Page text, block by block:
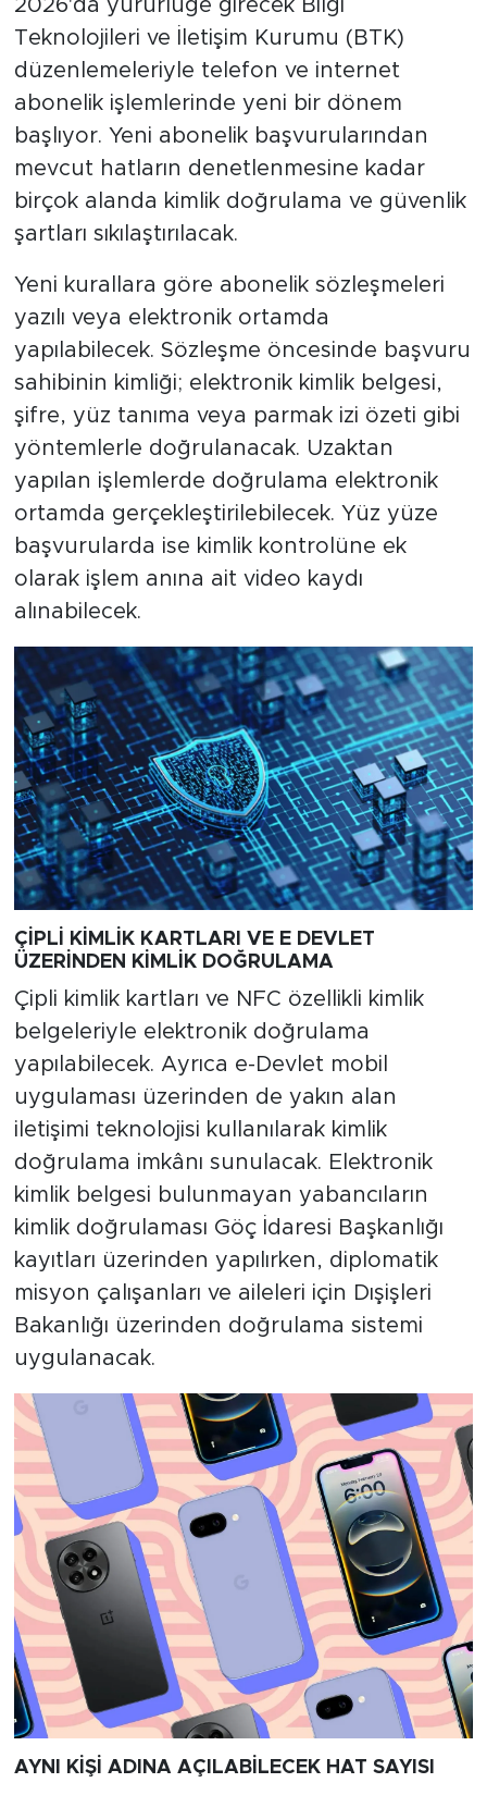
2026'da yürürlüğe girecek Bilgi
Teknolojileri ve İletişim Kurumu (BTK)
düzenlemeleriyle telefon ve internet
abonelik işlemlerinde yeni bir dönem
başlıyor. Yeni abonelik başvurularından
mevcut hatların denetlenmesine kadar
birçok alanda kimlik doğrulama ve güvenlik
şartları sıkılaştırılacak.
Yeni kurallara göre abonelik sözleşmeleri
yazılı veya elektronik ortamda
yapılabilecek. Sözleşme öncesinde başvuru
sahibinin kimliği; elektronik kimlik belgesi,
şifre, yüz tanıma veya parmak izi özeti gibi
yöntemlerle doğrulanacak. Uzaktan
yapılan işlemlerde doğrulama elektronik
ortamda gerçekleştirilebilecek. Yüz yüze
başvurularda ise kimlik kontrolüne ek
olarak işlem anına ait video kaydı
alınabilecek.
ÇİPLİ KİMLİK KARTLARI VE E DEVLET
ÜZERİNDEN KİMLİK DOĞRULAMA
Çipli kimlik kartları ve NFC özellikli kimlik
belgeleriyle elektronik doğrulama
yapılabilecek. Ayrıca e-Devlet mobil
uygulaması üzerinden de yakın alan
iletişimi teknolojisi kullanılarak kimlik
doğrulama imkânı sunulacak. Elektronik
kimlik belgesi bulunmayan yabancıların
kimlik doğrulaması Göç İdaresi Başkanlığı
kayıtları üzerinden yapılırken, diplomatik
misyon çalışanları ve aileleri için Dışişleri
Bakanlığı üzerinden doğrulama sistemi
uygulanacak.
AYNI KİŞİ ADINA AÇILABİLECEK HAT SAYISI